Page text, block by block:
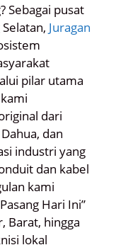
Sebagai pusat
Juragan
pilar utama
dari
dan
industri yang
dan kabel
kami
Hari Ini”
Barat, hingga
lokal